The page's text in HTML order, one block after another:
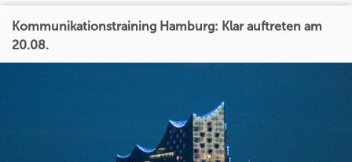
Kommunikationstraining Hamburg: Klar auftreten am
20.08.